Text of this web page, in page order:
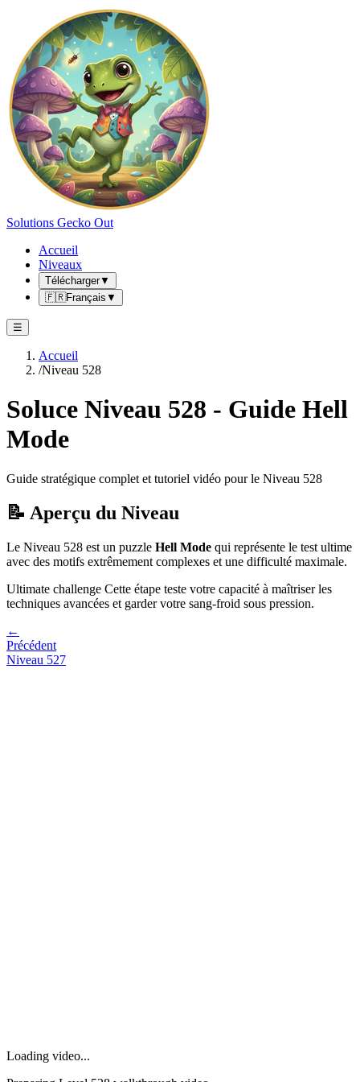
Solutions Gecko Out
Accueil
Niveaux
Télécharger▼
🇫🇷Français ▼
☰
Accueil
/Niveau 528
Soluce Niveau 528 - Guide Hell
Mode
Guide stratégique complet et tutoriel vidéo pour le Niveau 528
📝 Aperçu du Niveau
Le Niveau 528 est un puzzle Hell Mode qui représente le test ultime
avec des motifs extrêmement complexes et une difficulté maximale.
Ultimate challenge Cette étape teste votre capacité à maîtriser les
techniques avancées et garder votre sang-froid sous pression.
←
Précédent
Niveau 527
Loading video...